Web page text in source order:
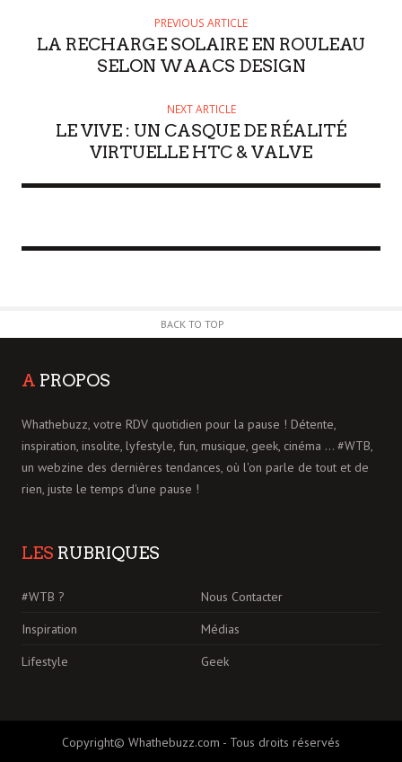
PREVIOUS ARTICLE
LA RECHARGE SOLAIRE EN ROULEAU
SELON WAACS DESIGN
NEXT ARTICLE
LE VIVE : UN CASQUE DE RÉALITÉ
VIRTUELLE HTC & VALVE
BACK TO TOP
A PROPOS
Whathebuzz, votre RDV quotidien pour la pause ! Détente,
inspiration, insolite, lyfestyle, fun, musique, geek, cinéma ... #WTB,
un webzine des dernières tendances, où l'on parle de tout et de
rien, juste le temps d'une pause !
LES RUBRIQUES
#WTB ?
Nous Contacter
Inspiration
Médias
Lifestyle
Geek
Copyright© Whathebuzz.com - Tous droits réservés